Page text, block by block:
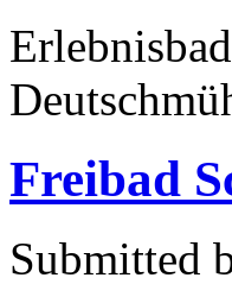
Erlebnisbad
Freibad
Submitted